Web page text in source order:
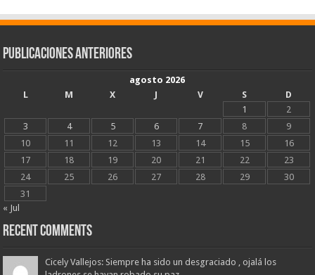
Publicaciones Anteriores
agosto 2026
L
M X J V S
D
1
2
3
4 5 6 7 8
9
10
11 12 13 14 15
16
17
18 19 20 21 22
23
24
25 26 27 28 29
30
31
« Jul
Recent Comments
Cicely Vallejos: Siempre ha sido un desgraciado , ojalá los